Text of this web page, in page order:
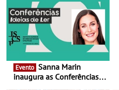
Evento
inaugura as Conferências